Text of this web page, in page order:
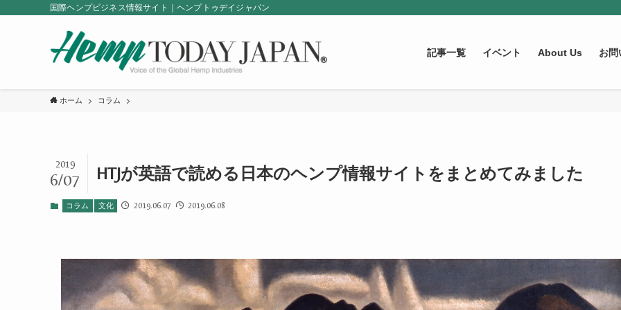
国際ヘンプビジネス情報サイト｜ヘンプトゥデイジャパン
記事一覧 イベント About Us お問
ホーム コラム
HTJが英語で読める日本のヘンプ情報サイトをまとめてみました
2019
6/07
コラム 文化 2019.06.07 2019.06.08